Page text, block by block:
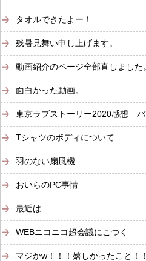
タオルできたよー！
残暑見舞い申し上げます。
動画紹介のページ全部直しました。
面白かった動画。
東京ラブストーリー2020感想 バ
Tシャツのボディについて
羽のない扇風機
おいらのPC事情
最近は
WEBニコニコ超会議にこつく
マジかw！！！嬉しかったこと！！